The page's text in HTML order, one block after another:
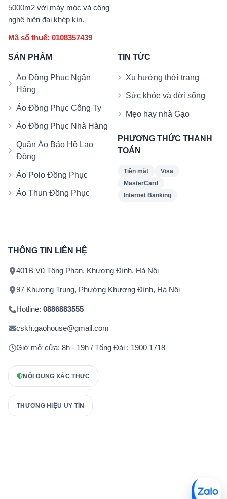
5000m2 với máy móc và công
nghệ hiện đại khép kín.
Mã số thuế: 0108357439
SẢN PHẨM
Áo Đồng Phục Ngân
Hàng
Áo Đồng Phục Công Ty
Áo Đồng Phục Nhà Hàng
Quần Áo Bảo Hộ Lao
Động
Áo Polo Đồng Phục
Áo Thun Đồng Phục
TIN TỨC
Xu hướng thời trang
Sức khỏe và đời sống
Mẹo hay nhà Gạo
PHƯƠNG THỨC THANH
TOÁN
Tiền mặt
Visa
MasterCard
Internet Banking
THÔNG TIN LIÊN HỆ
401B Vũ Tông Phan, Khương Đình, Hà Nội
97 Khương Trung, Phường Khương Đình, Hà Nội
Hotline: 0886883555
cskh.gaohouse@gmail.com
Giờ mở cửa: 8h - 19h / Tổng Đài : 1900 1718
NỘI DUNG XÁC THỰC
THƯƠNG HIỆU UY TÍN